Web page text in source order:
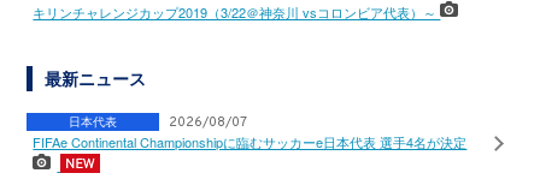
キリンチャレンジカップ2019（3/22＠神奈川 vsコロンビア代表）～
最新ニュース
日本代表 2026/08/07
FIFAe Continental Championshipに臨むサッカーe日本代表 選手4名が決定